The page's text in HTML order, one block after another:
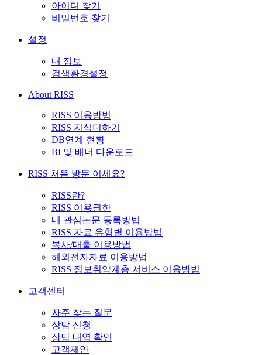
아이디 찾기
비밀번호 찾기
설정
내 정보
검색환경설정
About RISS
RISS 이용방법
RISS 지식더하기
DB연계 현황
BI 및 배너 다운로드
RISS 처음 방문 이세요?
RISS란?
RISS 이용권한
내 관심논문 등록방법
RISS 자료 유형별 이용방법
복사/대출 이용방법
해외전자자료 이용방법
RISS 정보취약계층 서비스 이용방법
고객센터
자주 찾는 질문
상담 신청
상담 내역 확인
고객제안